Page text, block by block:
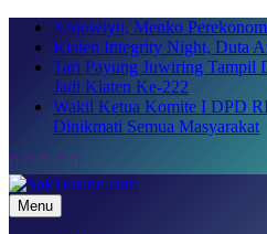
Skip
content
Yaqowiyu, Menko
Klaten Integrity Night, Duta
Tari Payung Juwiring Tampil
Jadi Klaten Ke-222
Wakil Ketua Komite I DPD
Dinikmati Semua Masyarakat
SakTenane.com
Berita Terbaru Hari ini
Menu